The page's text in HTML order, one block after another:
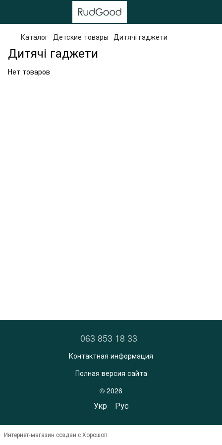
Каталог Детские товары Дитячі гаджети
Дитячі гаджети
Нет товаров
063 853 18 33
Контактная информация
Полная версия сайта
© 2026
Укр Рус
Интернет-магазин создан с Хорошоп